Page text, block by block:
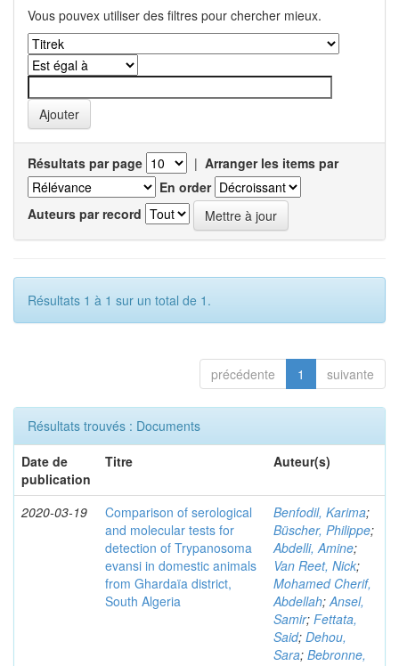
Vous pouvex utiliser des filtres pour chercher mieux.
Résultats par page | Arranger les items par
En order
Auteurs par record
Résultats 1 à 1 sur un total de 1.
précédente 1 suivante
Résultats trouvés : Documents
Date de
publication
Titre Auteur(s)
2020-03-19
Comparison of serological
and molecular tests for
detection of Trypanosoma
evansi in domestic animals
from Ghardaïa district,
South Algeria
Benfodil, Karima;
Büscher, Philippe;
Abdelli, Amine;
Van Reet, Nick;
Mohamed Cherif,
Abdellah;Ansel,
Samir; Fettata,
Said; Dehou,
Sara; Bebronne,